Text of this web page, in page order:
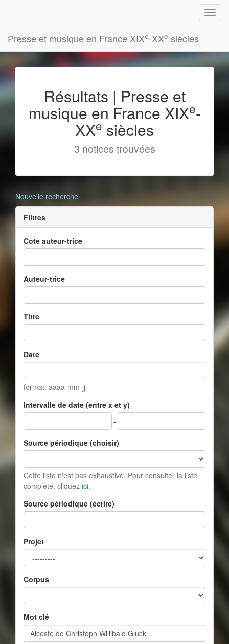
Presse et musique en France XIXe-XXe siècles
Résultats | Presse et
musique en France XIXe-
XXe siècles
3 notices trouvées
Nouvelle recherche
Filtres
Cote auteur-trice
Auteur-trice
Titre
Date
format: aaaa-mm-jj
Intervalle de date (entre x et y)
-
Source périodique (choisir)
Cette liste n'est pas exhaustive. Pour consulter la liste
complète, cliquez ici.
Source périodique (écrire)
Projet
Corpus
Mot clé